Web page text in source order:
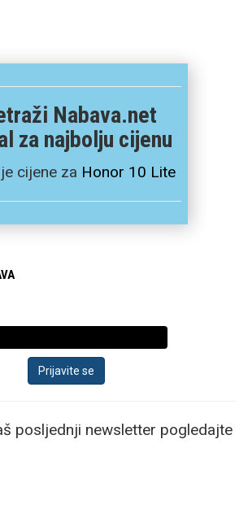
Nabava.net
za najbolju cijenu
cijene za Honor 10 Lite
posljednji newsletter pogledajte